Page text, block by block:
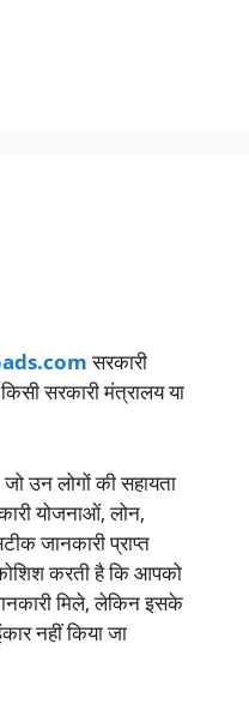
सरकारी
सरकारी मंत्रालय या
उन लोगों की सहायता
योजनाओं, लोन,
जानकारी प्राप्त
करती है कि आपको
मिले, लेकिन इसके
नहीं किया जा